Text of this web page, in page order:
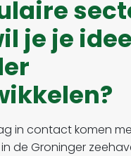
je je idee
in contact komen
de Groninger